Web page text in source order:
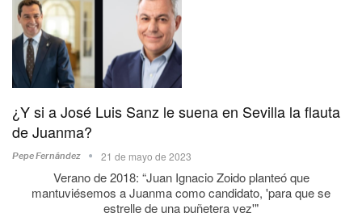
¿Y si a José Luis Sanz le suena en Sevilla la flauta
de Juanma?
Pepe Fernández 21 de mayo de 2023
Verano de 2018: “Juan Ignacio Zoido planteó que
mantuviésemos a Juanma como candidato, 'para que se
estrelle de una puñetera vez'"